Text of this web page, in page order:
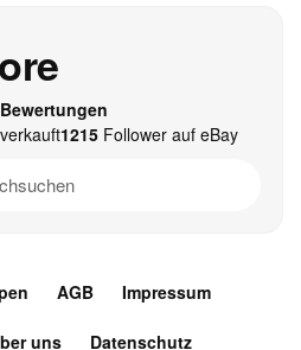
1215Follower auf eBay
AGB Impressum
uns Datenschutz